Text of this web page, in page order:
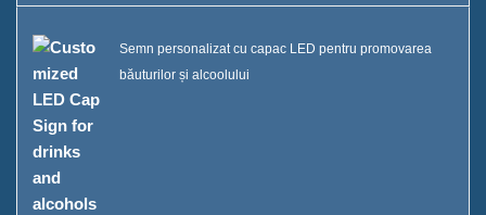
Semn personalizat cu capac LED pentru promovarea
băuturilor și alcoolului